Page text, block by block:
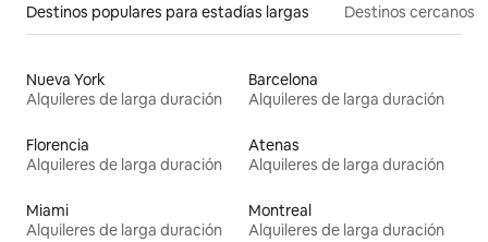
Destinos populares para estadías largas Destinos cercanos
Nueva York
Alquileres de larga duración
Barcelona
Alquileres de larga duración
Florencia
Alquileres de larga duración
Atenas
Alquileres de larga duración
Miami
Alquileres de larga duración
Montreal
Alquileres de larga duración